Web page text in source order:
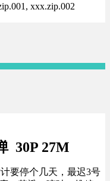
xxx.zip.002
30P 27M
要停个几天，最迟3号